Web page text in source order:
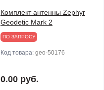
Комплект антенны Zephyr
Geodetic Mark 2
ПО ЗАПРОСУ
Код товара: geo-50176
0.00 руб.